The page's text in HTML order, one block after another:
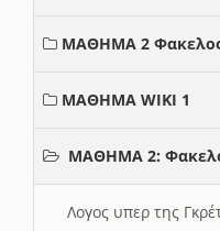
ΜΑΘΗΜΑ 2 Φακελος
ΜΑΘΗΜΑ WIKI 1
ΜΑΘΗΜΑ 2:
Λογος υπερ της